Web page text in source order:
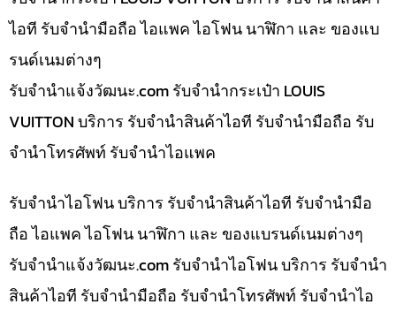
ไอที รับจำนำมือถือ ไอแพค ไอโฟน นาฬิกา และ ของแบ
รนด์เนมต่างๆ
รับจํานําแจ้งวัฒนะ.com รับจำนำกระเป๋า LOUIS
VUITTON บริการ รับจำนำสินค้าไอที รับจำนำมือถือ รับ
จำนำโทรศัพท์ รับจำนำไอแพค
รับจำนำไอโฟน บริการ รับจำนำสินค้าไอที รับจำนำมือ
ถือ ไอแพค ไอโฟน นาฬิกา และ ของแบรนด์เนมต่างๆ
รับจํานําแจ้งวัฒนะ.com รับจำนำไอโฟน บริการ รับจำนำ
สินค้าไอที รับจำนำมือถือ รับจำนำโทรศัพท์ รับจำนำไอ